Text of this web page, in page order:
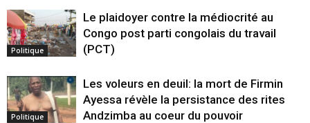
Politique
Le plaidoyer contre la médiocrité au
Congo post parti congolais du travail
(PCT)
Politique
Les voleurs en deuil: la mort de Firmin
Ayessa révèle la persistance des rites
Andzimba au coeur du pouvoir